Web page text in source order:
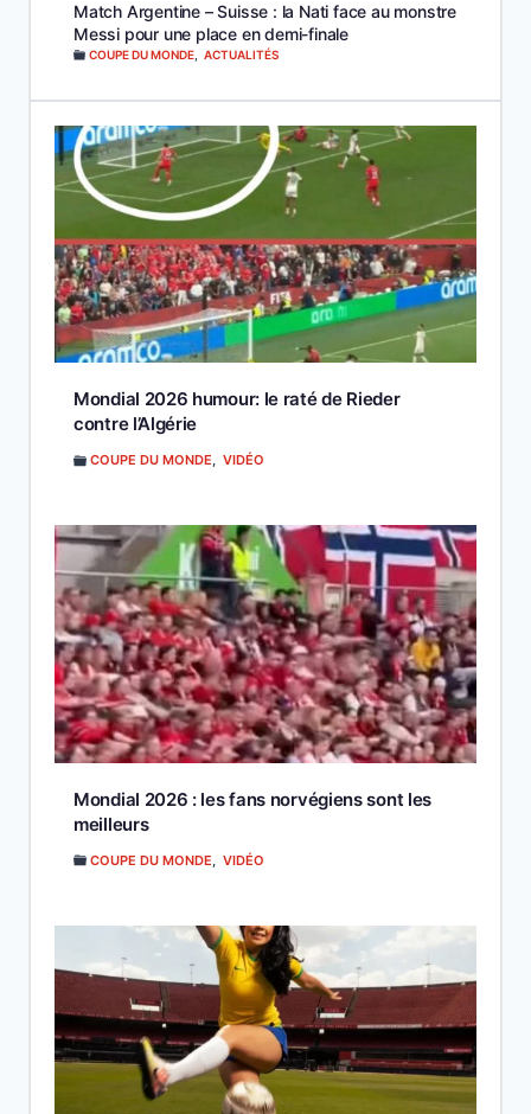
Match Argentine – Suisse : la Nati face au monstre
Messi pour une place en demi-finale
COUPE DU MONDE ACTUALITÉS
Mondial 2026 humour: le raté de Rieder
contre l’Algérie
COUPE DU MONDE, VIDÉO
Mondial 2026 : les fans norvégiens sont les
meilleurs
COUPE DU MONDE VIDÉO